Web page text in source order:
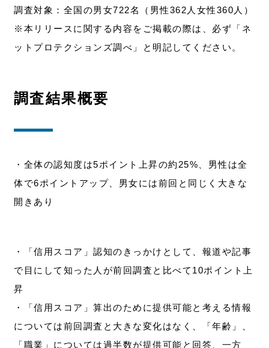
調査対象：全国の男女722名（男性362人女性360人）
※本リリースに関する内容をご掲載の際は、必ず「ネ
ットプロテクションズ調べ」と明記してください。
調査結果概要
・全体の認知度は5ポイント上昇の約25%、男性は全
体で6ポイントアップ、男女には前回と同じく大きな
開きあり
・「信用スコア」認知のきっかけとして、報道や記事
で目にして知った人が前回調査と比べて10ポイント上
昇
・「信用スコア」算出のために提供可能と考える情報
については前回調査と大きな変化はなく、「年齢」、
「職業」については過半数が提供可能と回答、一方